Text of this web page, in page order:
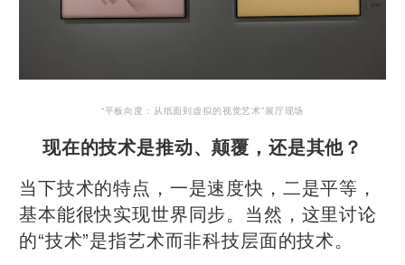
“平板向度：从纸面到虚拟的视觉艺术”展厅现场
现在的技术是推动、颠覆，还是其他？
当下技术的特点，一是速度快，二是平等，
基本能很快实现世界同步。当然，这里讨论
的“技术”是指艺术而非科技层面的技术。